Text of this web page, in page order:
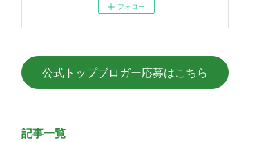
フォロー
公式トップブロガー応募はこちら
記事一覧